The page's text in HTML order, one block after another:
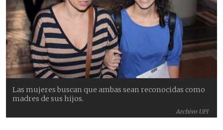
Archivo UPI
Las mujeres buscan que ambas sean reconocidas como
madres de sus hijos.